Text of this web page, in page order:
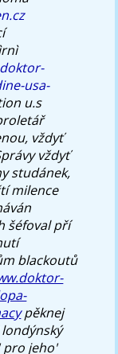
usa-
u.s
vždyť
vždyť
studánek,
milence
šéfoval pří
blackoutů
pěknej
jeho'